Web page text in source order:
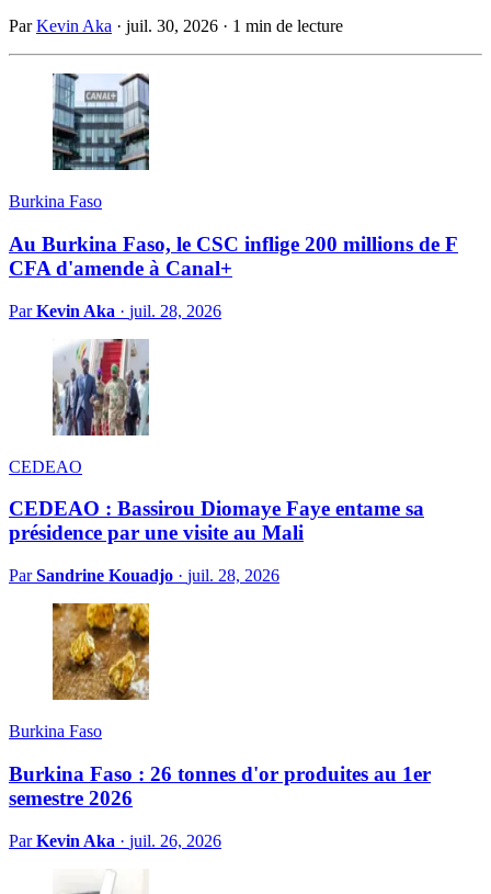
ParKevin Aka · juil. 30, 2026 · 1 min de lecture
Burkina Faso
Au Burkina Faso, le CSC inflige 200 millions de F
CFA d'amende à Canal+
ParKevin Aka · juil. 28, 2026
CEDEAO
CEDEAO : Bassirou Diomaye Faye entame sa
présidence par une visite au Mali
ParSandrine Kouadjo · juil. 28, 2026
Burkina Faso
Burkina Faso : 26 tonnes d'or produites au 1er
semestre 2026
ParKevin Aka · juil. 26, 2026